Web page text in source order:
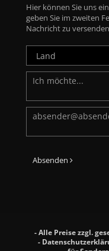
Hier können Sie uns
geben Sie im zweiten
Nachricht zu
Absenden
- Alle Preise zzgl.
-